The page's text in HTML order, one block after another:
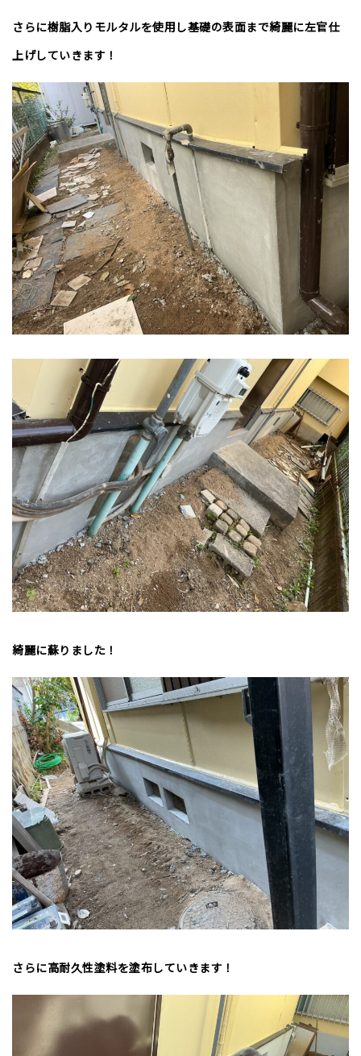
さらに樹脂入りモルタルを使用し基礎の表面まで綺麗に左官仕
上げしていきます！
綺麗に蘇りました！
さらに高耐久性塗料を塗布していきます！